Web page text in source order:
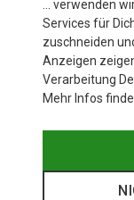
Vaude Damen
… verwenden
Services für
zuschneiden
Anzeigen
Verarbeitung
Mehr Infos